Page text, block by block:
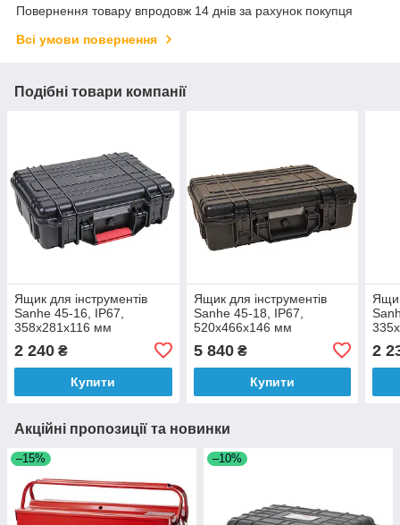
Повернення товару впродовж 14 днів за рахунок покупця
Всі умови повернення
Подібні товари компанії
Ящик для інструментів
Sanhe 45-16, IP67,
358x281x116 мм
2 240 ₴
Купити
Ящик для інструментів
Sanhe 45-18, IP67,
520x466x146 мм
5 840₴
Купити
2
Акційні пропозиції та новинки
–15% –10%